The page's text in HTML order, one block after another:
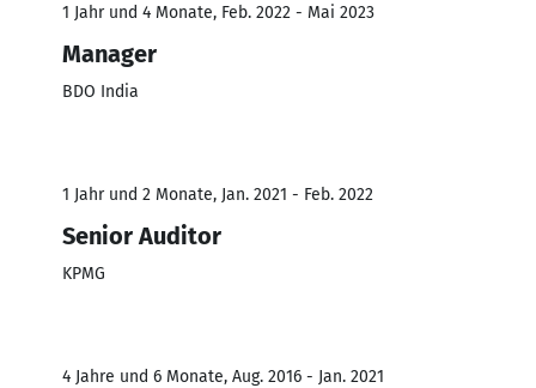
1 Jahr und 4 Monate, Feb. 2022 - Mai 2023
Manager
BDO India
1 Jahr und 2 Monate, Jan. 2021 - Feb. 2022
Senior Auditor
KPMG
4 Jahre und 6 Monate, Aug. 2016 - Jan. 2021